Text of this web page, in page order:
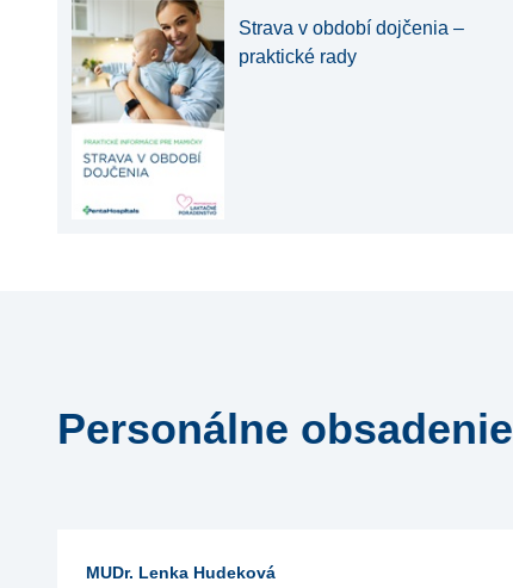
Strava v období dojčenia –
praktické rady
Personálne obsadenie
MUDr. Lenka Hudeková